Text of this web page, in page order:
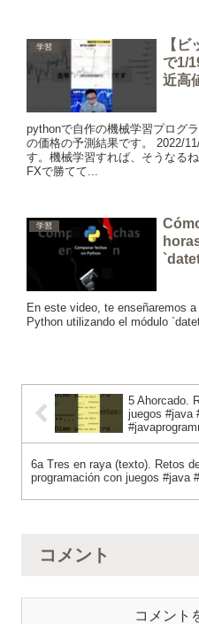
学習
【
で1/
近高
pythonで自作の機械学習プログ
の価格の予測結果です。 2022/
す。機械学習すれば、そうなる
FXで勝てて...
学習
En este video, te enseñaremos
Python utilizando el módulo
5 Ahorcado.
juegos #java
6a Tres en raya (texto). Retos
programación con juegos #java
コメント
コメント